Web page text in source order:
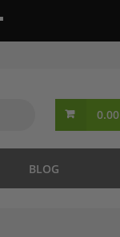
0.00
BLOG